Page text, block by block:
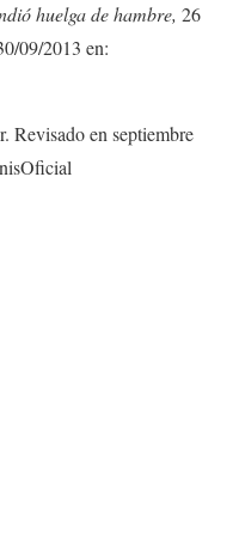
huelga de hambre, 26
09/2013 en:
Revisado en septiembre